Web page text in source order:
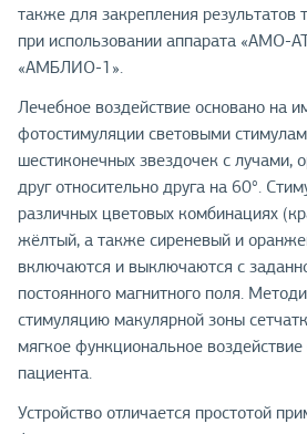
также для закрепления результатов
при использовании аппарата «АМО-
«АМБЛИО-1».
Лечебное воздействие основано на
фотостимуляции световыми
шестиконечных звездочек с лучами,
друг относительно друга на 60°.
различных цветовых комбинациях
жёлтый, а также сиреневый и
включаются и выключаются с
постоянного магнитного поля.
стимуляцию макулярной зоны
мягкое функциональное
пациента.
Устройство отличается простотой